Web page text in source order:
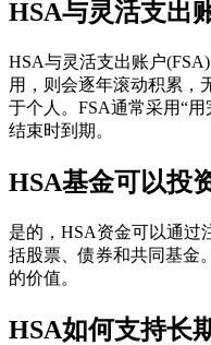
HSA与灵活支出
HSA与灵活支出账户
用，则会逐年滚动积累，
于个人。FSA通常采用“
结束时到期。
HSA基金可以投
是的，HSA资金可以通过
括股票、债券和共同基金
的价值。
HSA如何支持长